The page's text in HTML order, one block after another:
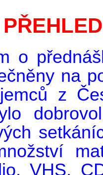
o
na
z
VHS,